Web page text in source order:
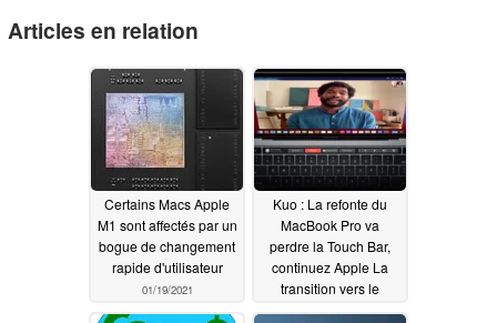
Articles en relation
Certains Macs Apple
M1 sont affectés par un
bogue de changement
rapide d'utilisateur
01/19/2021
Kuo : La refonte du
MacBook Pro va
perdre la Touch Bar,
continuez Apple La
transition vers le
silicium à base de bras